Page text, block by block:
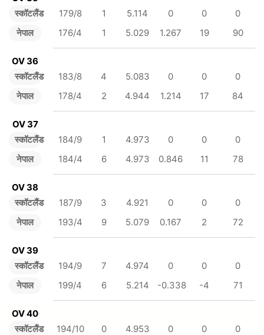
स्कॉटलैंड
नेपाल
179/8 1 5.114 0 0
0
176/4
1 5.029 1.267 19 90
OV 36
स्कॉटलैंड
नेपाल
183/8 4 5.083 0 0
0
178/4
2 4.944 1.214 17 84
OV 37
स्कॉटलैंड
नेपाल
184/9 1 4.973 0 0
0
184/4
6 4.973 0.846 11 78
OV 38
स्कॉटलैंड
नेपाल
187/9 3 4.921 0 0
0
193/4
9 5.079 0.167 2 72
OV 39
स्कॉटलैंड
नेपाल
194/9 7 4.974 0 0
0
199/4
6 5.214 -0.338 -4 71
OV 40
स्कॉटलैंड
194/10 0 4.953 0 0 0